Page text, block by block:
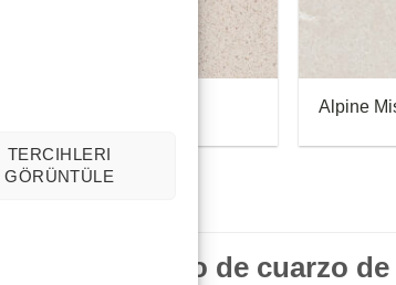
TERCIHLERI
GÖRÜNTÜLE
Alpine
cocina y baño de cuarzo de